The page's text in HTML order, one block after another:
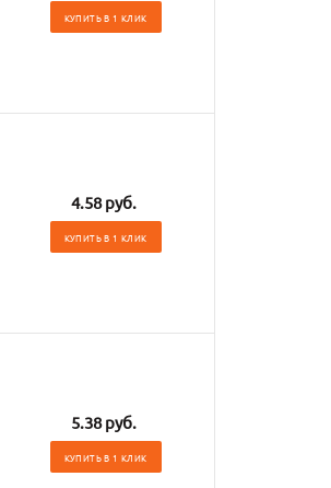
КУПИТЬ В 1 КЛИК
4.58 руб.
КУПИТЬ В 1 КЛИК
5.38 руб.
КУПИТЬ В 1 КЛИК